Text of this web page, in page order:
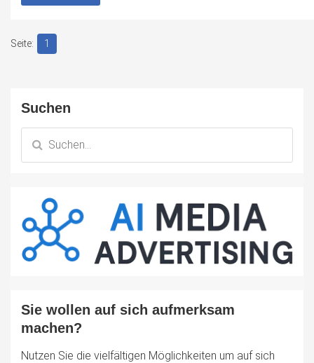
1
Suchen
Sie wollen auf sich aufmerksam
machen?
Nutzen Sie die vielfältigen Möglichkeiten um auf sich